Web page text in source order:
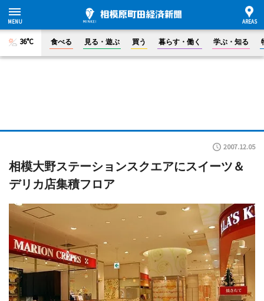
36°C 食べる 見る・遊ぶ 買う 暮らす・働く 学ぶ・知る
2007.12.05
相模大野ステーションスクエアにスイーツ＆
デリカ店集積フロア